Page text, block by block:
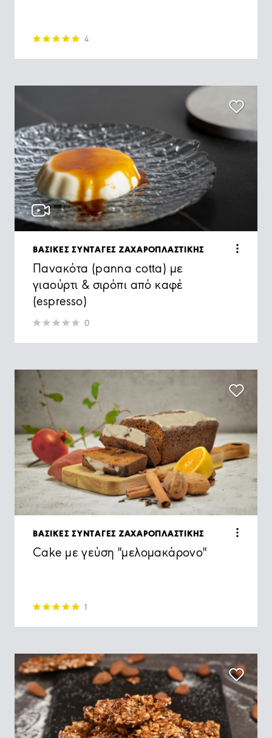
4
ΒΑΣΙΚΕΣ ΣΥΝΤΑΓΕΣ ΖΑΧΑΡΟΠΛΑΣΤΙΚΗΣ
Πανακότα (panna cotta) με
γιαούρτι & σιρόπι από καφέ
(espresso)
0
ΒΑΣΙΚΕΣ ΣΥΝΤΑΓΕΣ ΖΑΧΑΡΟΠΛΑΣΤΙΚΗΣ
Cake με γεύση "μελομακάρονο"
1